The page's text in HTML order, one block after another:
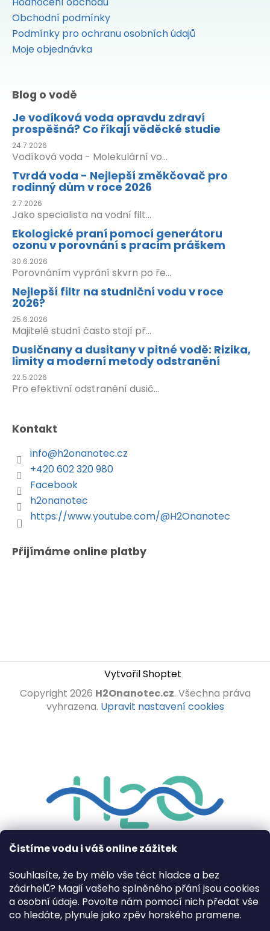
Čistíme vodu i váš online zážitek
Souhlasíte, že by mělo vše téct hladce a bez
zádrhelů? Magií vašeho splněného přání jsou cookies
a osobní údaje. Povolte nám pomocí nich předat vše
co hledáte, plynule jako zpěv horského pramene.
Obchodní podmínky
Podmínky pro ochranu osobních údajů
Moje objednávka
Blog o vodě
Je vodíková voda opravdu zdraví
prospěšná? Co říkají věděcké studie
24.7.2026
Vodíková voda - Molekulární vo...
Tvrdá voda - Nejlepší změkčovač pro
rodinný dům v roce 2026
2.7.2026
Jako specialista na vodní filt...
Ekologické praní pomocí generátoru
ozonu v porovnání s pracím práškem
30.6.2026
Porovnáním vyprání skvrn po ře...
Nejlepší filtr na studniční vodu v roce
2026?
25.6.2026
Majitelé studní často stojí př...
Dusičnany a dusitany v pitné vodě: Rizika,
limity a moderní metody odstranění
22.5.2026
Pro efektivní odstranění dusič...
Kontakt
info@h2onanotec.cz
+420 602 320 980
Facebook
h2onanotec
https://www.youtube.com/@H2Onanotec
Přijímáme online platby
Vytvořil Shoptet
Copyright 2026 H2Onanotec.cz. Všechna práva
vyhrazena. Upravit nastavení cookies
Projekt EXPERTNÍ ANALÝZA V OBLASTI SORPČNÍCH
MATERIÁLŮ NA BÁZI UHLÍKOVÝCH NANOTRUBIC,
GRAFENU A JEHO DERIVÁTŮ je spolufinancován